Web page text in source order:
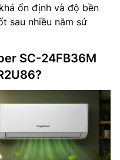
ổn định và độ bền
sau nhiều năm sử
SC-24FB36M